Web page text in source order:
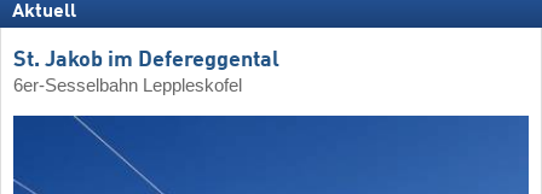
Aktuell
St. Jakob im Defereggental
6er-Sesselbahn Leppleskofel